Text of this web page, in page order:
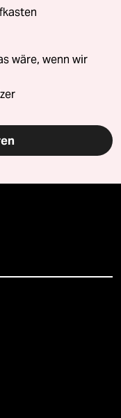
wäre, wenn wir